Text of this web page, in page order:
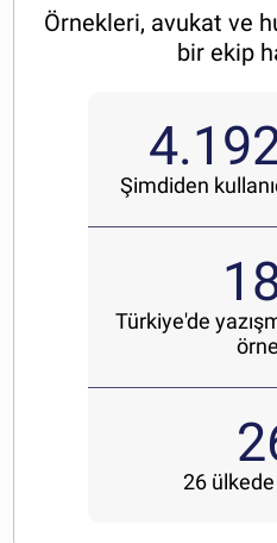
Örnekleri, avukat ve
bir ekip
Şimdiden
Türkiye'de
26